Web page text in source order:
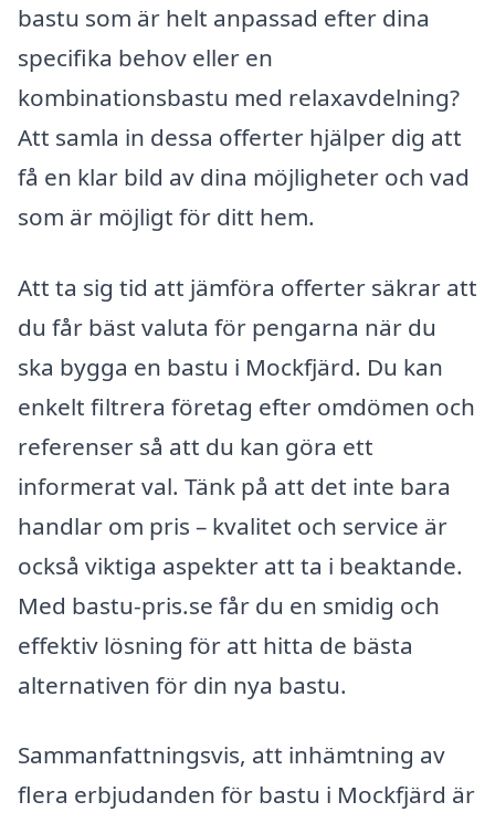
bastu som är helt anpassad efter dina
specifika behov eller en
kombinationsbastu med relaxavdelning?
Att samla in dessa offerter hjälper dig att
få en klar bild av dina möjligheter och vad
som är möjligt för ditt hem.
Att ta sig tid att jämföra offerter säkrar att
du får bäst valuta för pengarna när du
ska bygga en bastu i Mockfjärd. Du kan
enkelt filtrera företag efter omdömen och
referenser så att du kan göra ett
informerat val. Tänk på att det inte bara
handlar om pris – kvalitet och service är
också viktiga aspekter att ta i beaktande.
Med bastu-pris.se får du en smidig och
effektiv lösning för att hitta de bästa
alternativen för din nya bastu.
Sammanfattningsvis, att inhämtning av
flera erbjudanden för bastu i Mockfjärd är